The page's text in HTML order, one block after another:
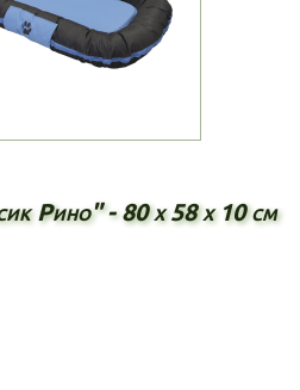
Рино" - 80 х 58 х 10 см